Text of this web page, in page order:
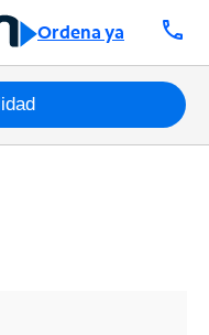
Ordena ya call